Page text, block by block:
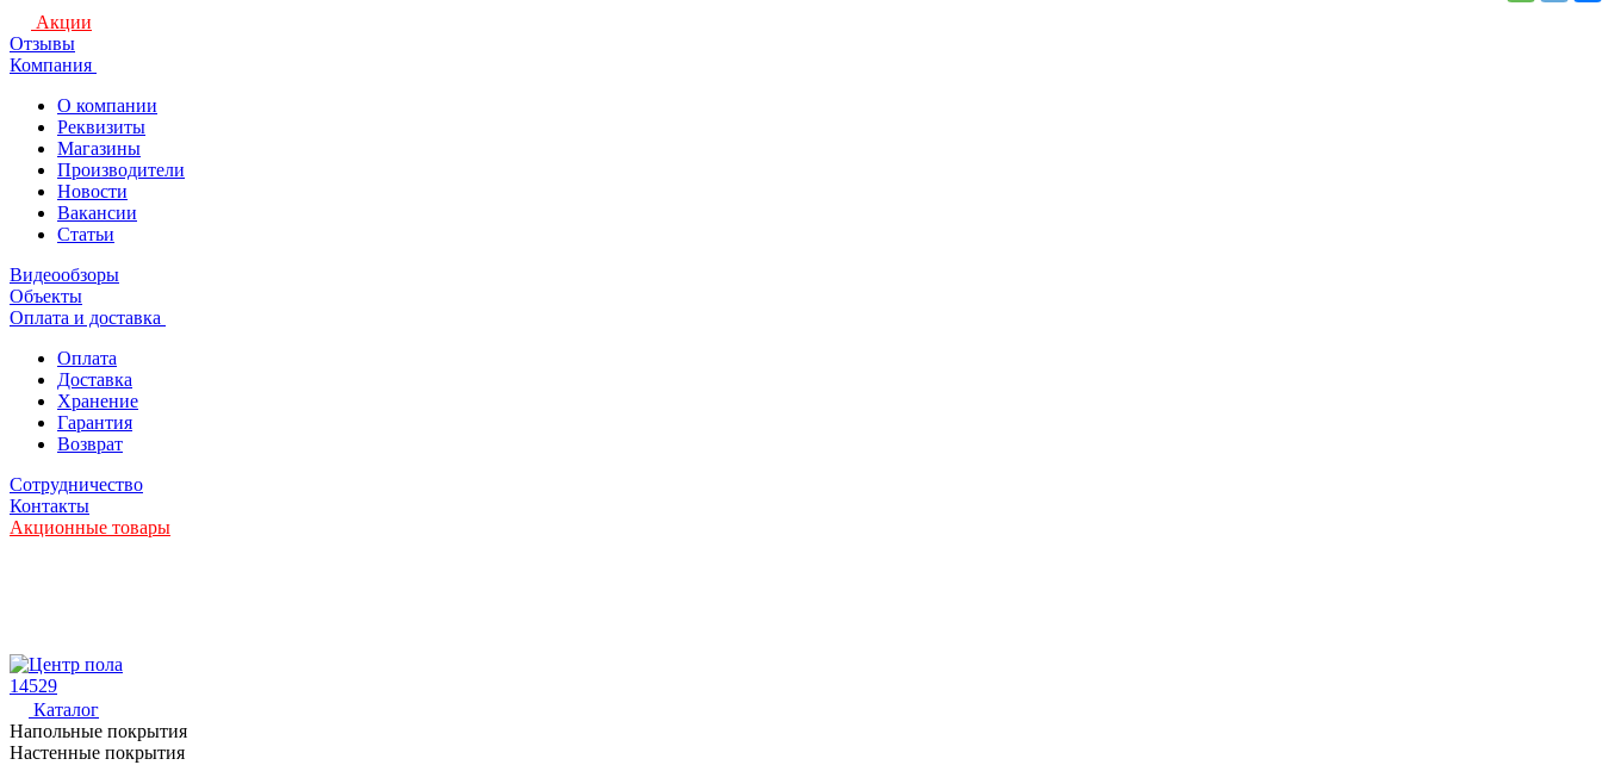
Акции
Отзывы
Компания
О компании
Реквизиты
Магазины
Производители
Новости
Вакансии
Статьи
Видеообзоры
Объекты
Оплата и доставка
Оплата
Доставка
Хранение
Гарантия
Возврат
Сотрудничество
Контакты
Акционные товары
14529
Каталог
Напольные покрытия
Настенные покрытия